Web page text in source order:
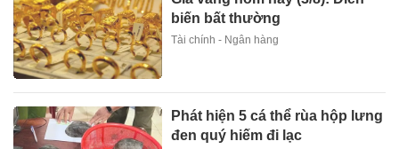
biến bất thường
Tài chính - Ngân hàng
Phát hiện 5 cá thể rùa hộp lưng
đen quý hiếm đi lạc